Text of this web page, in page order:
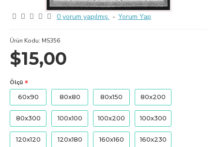
0 yorum yapılmış. - Yorum Yap
$15,00
Ürün Kodu: MS356
Ölçü
60x90
80x80 80x150 80x200
80x300 100x100 100x200 100x300
120x120 120x180 160x160 160x230